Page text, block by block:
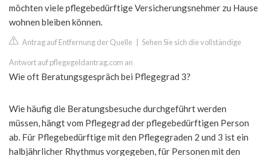
möchten viele pflegebedürftige Versicherungsnehmer zu Hause
wohnen bleiben können.
Antrag auf Entfernung der Quelle Sehen Sie sich die vollständige
Antwort auf pflegegeldantrag.com an
Wie oft Beratungsgespräch bei Pflegegrad 3?
Wie häufig die Beratungsbesuche durchgeführt werden
müssen, hängt vom Pflegegrad der pflegebedürftigen Person
ab. Für Pflegebedürftige mit den Pflegegraden 2 und 3 ist ein
halbjährlicher Rhythmus vorgegeben, für Personen mit den